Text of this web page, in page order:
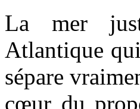
La mer
Atlantique
sépare
cœur du